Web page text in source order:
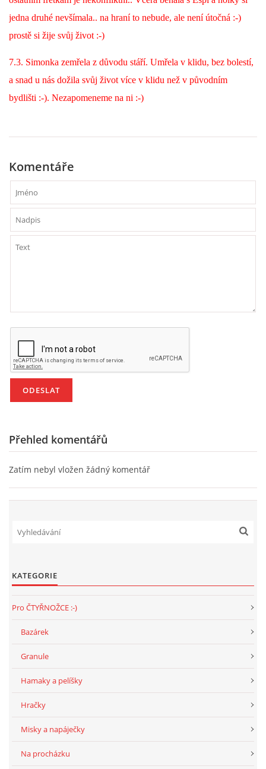
Nahoru ↑
jedna druhé nevšímala.. na hraní to nebude, ale není útočná :-)
prostě si žije svůj život :-)
7.3. Simonka zemřela z důvodu stáří. Umřela v klidu, bez bolestí,
a snad u nás dožila svůj život více v klidu než v původním
bydlišti :-). Nezapomeneme na ni :-)
Komentáře
Přehled komentářů
Zatím nebyl vložen žádný komentář
KATEGORIE
Pro ČTYŘNOŽCE :-)
Bazárek
Granule
Hamaky a pelíšky
Hračky
Misky a napáječky
Na procházku